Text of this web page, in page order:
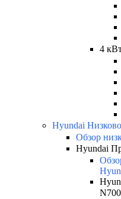
4
Hyundai
Обзор
Hyundai